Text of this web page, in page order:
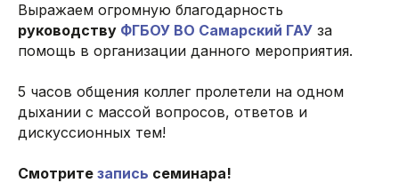
Выражаем огромную благодарность
руководству ФГБОУ ВО Самарский ГАУ за
помощь в организации данного мероприятия.
5 часов общения коллег пролетели на одном
дыхании с массой вопросов, ответов и
дискуссионных тем!
Смотрите запись семинара!
Арка
Ушные бирки
hello@dfsoft.ru